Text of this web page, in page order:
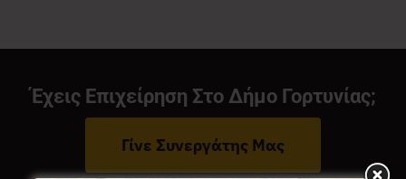
Νέα
Επικοινωνία
Έχεις Επιχείρηση Στο Δήμο Γορτυνίας;
Γίνε Συνεργάτης Μας